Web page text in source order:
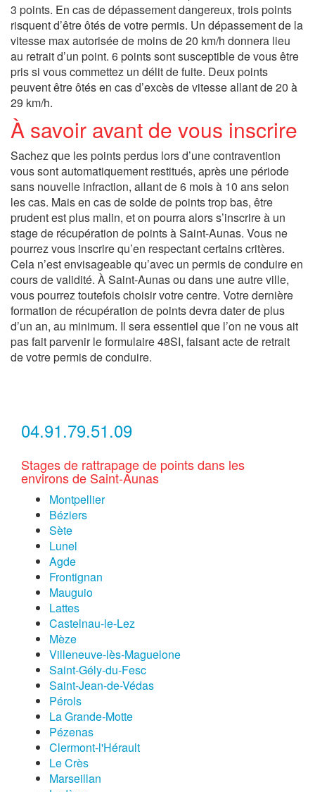
3 points. En cas de dépassement dangereux, trois points
risquent d’être ôtés de votre permis. Un dépassement de la
vitesse max autorisée de moins de 20 km/h donnera lieu
au retrait d’un point. 6 points sont susceptible de vous être
pris si vous commettez un délit de fuite. Deux points
peuvent être ôtés en cas d’excès de vitesse allant de 20 à
29 km/h.
À savoir avant de vous inscrire
Sachez que les points perdus lors d’une contravention
vous sont automatiquement restitués, après une période
sans nouvelle infraction, allant de 6 mois à 10 ans selon
les cas. Mais en cas de solde de points trop bas, être
prudent est plus malin, et on pourra alors s’inscrire à un
stage de récupération de points à Saint-Aunas. Vous ne
pourrez vous inscrire qu’en respectant certains critères.
Cela n’est envisageable qu’avec un permis de conduire en
cours de validité. À Saint-Aunas ou dans une autre ville,
vous pourrez toutefois choisir votre centre. Votre dernière
formation de récupération de points devra dater de plus
d’un an, au minimum. Il sera essentiel que l’on ne vous ait
pas fait parvenir le formulaire 48SI, faisant acte de retrait
de votre permis de conduire.
04.91.79.51.09
Stages de rattrapage de points dans les
environs de Saint-Aunas
Montpellier
Béziers
Sète
Lunel
Agde
Frontignan
Mauguio
Lattes
Castelnau-le-Lez
Mèze
Villeneuve-lès-Maguelone
Saint-Gély-du-Fesc
Saint-Jean-de-Védas
Pérols
La Grande-Motte
Pézenas
Clermont-l'Hérault
Le Crès
Marseillan